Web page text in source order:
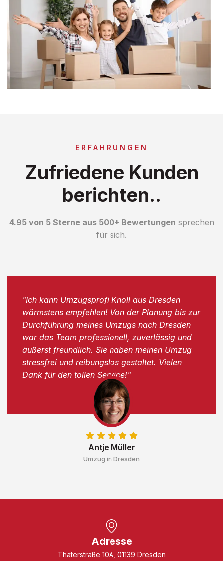
ERFAHRUNGEN
Zufriedene Kunden
berichten..
4.95 von 5 Sterne aus 500+ Bewertungen sprechen
für sich.
Antje Müller
Umzug in Dresden
"Ich kann Umzugsprofi Knoll aus Dresden
wärmstens empfehlen! Von der Planung bis zur
Durchführung meines Umzugs nach Dresden
war das Team professionell, zuverlässig und
äußerst freundlich. Sie haben meinen Umzug
stressfrei und reibungslos gestaltet. Vielen
Dank für den tollen Service!"
Adresse
Thäterstraße 10A, 01139 Dresden